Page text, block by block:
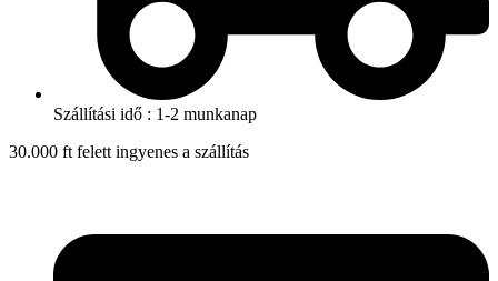
Szállítási idő : 1-2 munkanap
30.000 ft felett ingyenes a szállítás